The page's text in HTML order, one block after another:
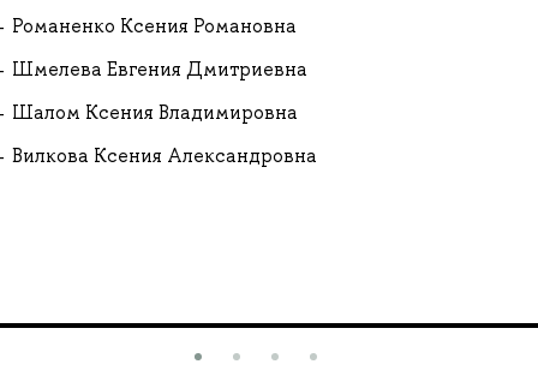
Романенко Ксения Романовна
Шмелева Евгения Дмитриевна
Шалом Ксения Владимировна
Вилкова Ксения Александровна